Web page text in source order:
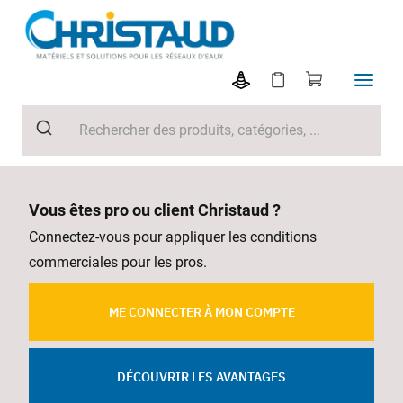
Vous êtes pro ou client Christaud ?
Connectez-vous pour appliquer les conditions
commerciales pour les pros.
ME CONNECTER À MON COMPTE
DÉCOUVRIR LES AVANTAGES